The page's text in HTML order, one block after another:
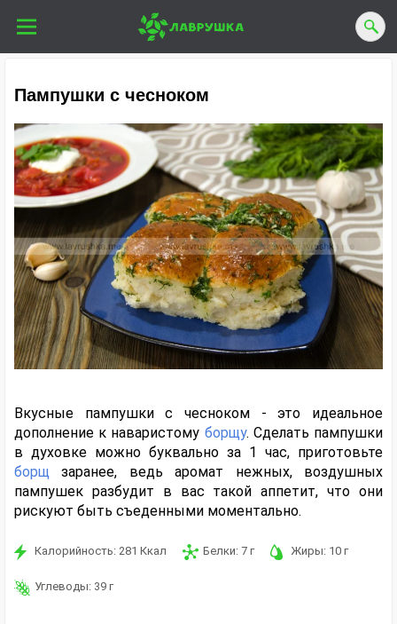
Пампушки с чесноком
Вкусные пампушки с чесноком - это идеальное
дополнение к наваристому борщу. Сделать пампушки
в духовке можно буквально за 1 час, приготовьте
борщ заранее, ведь аромат нежных, воздушных
пампушек разбудит в вас такой аппетит, что они
рискуют быть съеденными моментально.
Калорийность: 281 Ккал Белки: 7 г Жиры: 10 г
Углеводы: 39 г